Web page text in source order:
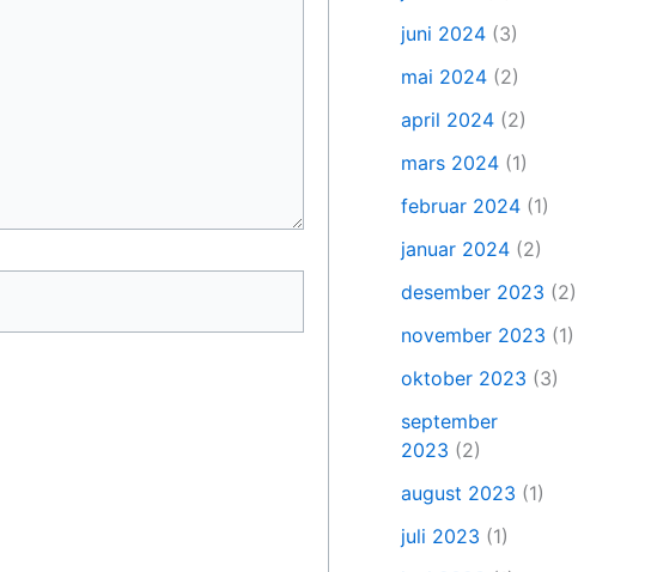
juni 2024 (3)
mai 2024 (2)
april 2024 (2)
mars 2024 (1)
februar 2024 (1)
januar 2024 (2)
desember 2023 (2)
november 2023 (1)
oktober 2023 (3)
september
2023 (2)
august 2023 (1)
juli 2023 (1)